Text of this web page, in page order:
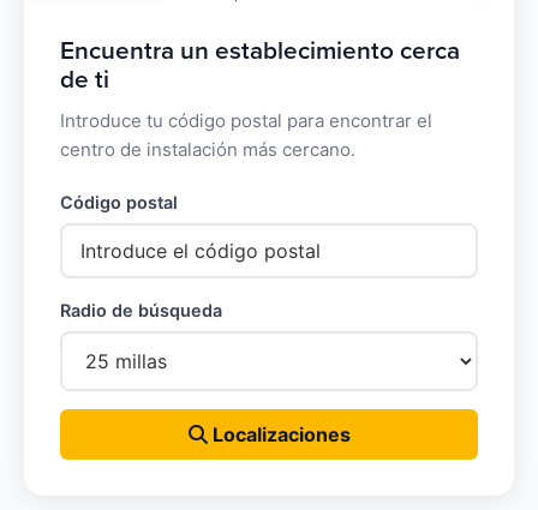
Encuentra un establecimiento cerca
de ti
Introduce tu código postal para encontrar el
centro de instalación más cercano.
Código postal
Radio de búsqueda
Localizaciones